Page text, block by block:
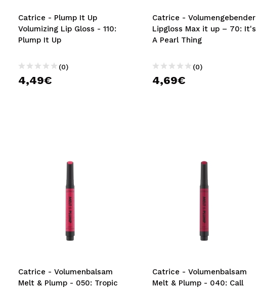
Catrice - Plump It Up
Volumizing Lip Gloss - 110:
Plump It Up
(0)
4,49€
Catrice - Volumengebender
Lipgloss Max it up – 70: It's
A Pearl Thing
(0)
4,69€
Catrice - Volumenbalsam
Melt & Plump - 050: Tropic
Catrice - Volumenbalsam
Melt & Plump - 040: Call